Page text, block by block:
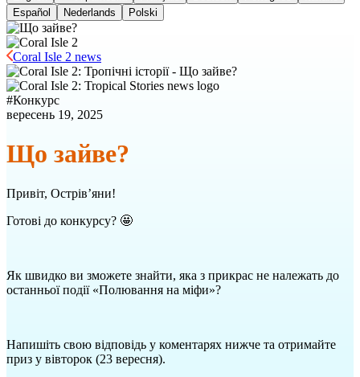
Español
Nederlands Polski
Coral Isle 2 news
#Конкурс
вересень 19, 2025
Що зайве?
Привіт, Острів’яни!
Готові до конкурсу? 🤩
Як швидко ви зможете знайти, яка з прикрас не належать до
останньої події «Полювання на міфи»?
Напишіть свою відповідь у коментарях нижче та отримайте
приз у вівторок (23 вересня).